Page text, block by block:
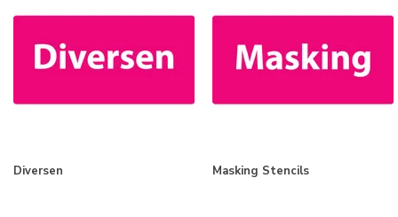
Diversen Masking Stencils